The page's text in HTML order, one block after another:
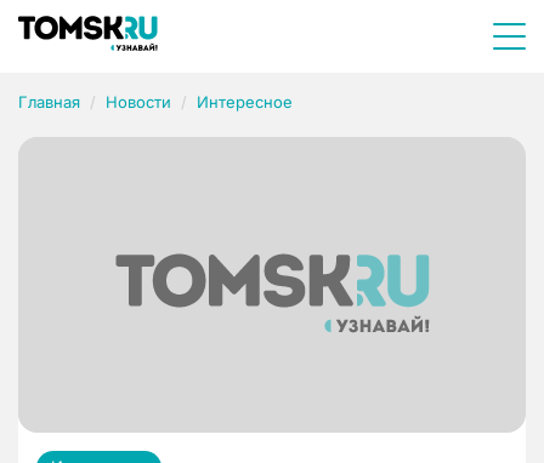
Главная Новости Интересное